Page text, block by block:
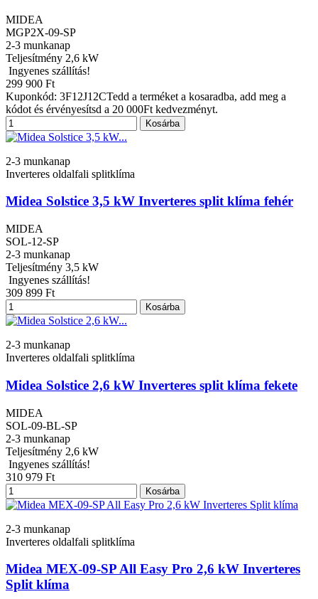
MIDEA
MGP2X-09-SP
2-3 munkanap
Teljesítmény 2,6 kW
Ingyenes szállítás!
299 900 Ft
Kuponkód: 3F12J12CTedd a terméket a kosaradba, add meg a
kódot és érvényesítsd a 20 000Ft kedvezményt.
Kosárba
2-3 munkanap
Inverteres oldalfali splitklíma
Midea Solstice 3,5 kW Inverteres split klíma fehér
MIDEA
SOL-12-SP
2-3 munkanap
Teljesítmény 3,5 kW
Ingyenes szállítás!
309 899 Ft
Kosárba
2-3 munkanap
Inverteres oldalfali splitklíma
Midea Solstice 2,6 kW Inverteres split klíma fekete
MIDEA
SOL-09-BL-SP
2-3 munkanap
Teljesítmény 2,6 kW
Ingyenes szállítás!
310 979 Ft
Kosárba
2-3 munkanap
Inverteres oldalfali splitklíma
Midea MEX-09-SP All Easy Pro 2,6 kW Inverteres
Split klíma